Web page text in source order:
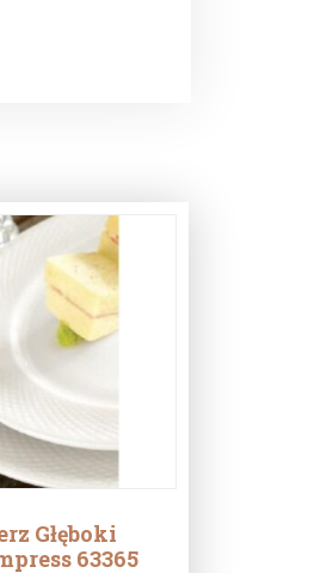
Głęboki
63365